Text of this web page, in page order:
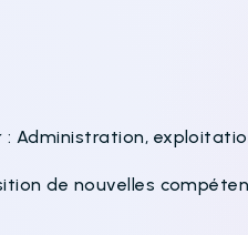
Administration,
de nouvelles